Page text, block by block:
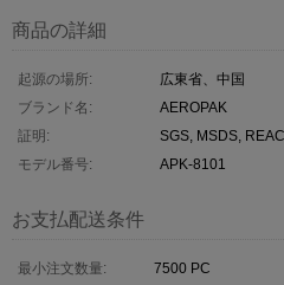
商品の詳細
起源の場所:
広東省、中国
ブランド名:
AEROPAK
証明:
SGS, MSDS,
モデル番号:
APK-8101
お支払配送条件
最小注文数量:
7500 PC